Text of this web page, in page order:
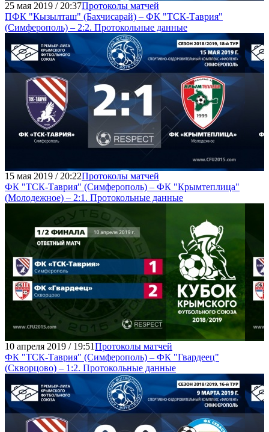
25 мая 2019 / 20:37Протоколы матчей
ПФК "Кызылташ" (Бахчисарай) – ФК "ТСК-Таврия"
(Симферополь) – 2:2. Протокольные данные
15 мая 2019 / 20:22Протоколы матчей
ФК "ТСК-Таврия" (Симферополь) – ФК "Крымтеплица"
(Молодежное) – 2:1. Протокольные данные
10 апреля 2019 / 19:51Протоколы матчей
ФК "ТСК-Таврия" (Симферополь) – ФК "Гвардеец"
(Скворцово) – 1:2. Протокольные данные